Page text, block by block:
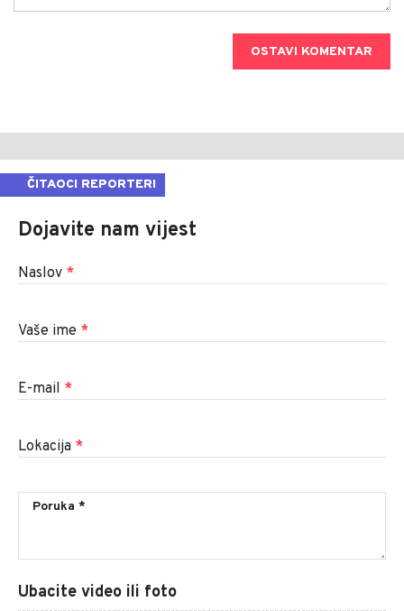
OSTAVI KOMENTAR
ČITAOCI REPORTERI
Dojavite nam vijest
Naslov *
Vaše ime *
E-mail *
Lokacija *
Ubacite video ili foto